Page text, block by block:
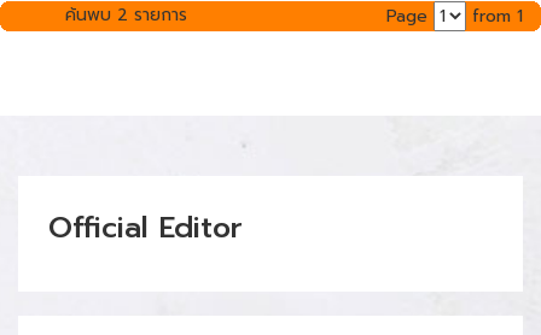
ค้นพบ 2 รายการ Page from 1
Official Editor